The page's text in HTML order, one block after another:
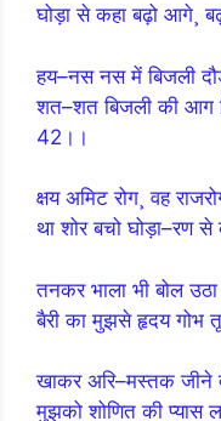
घोड़ा से कहा बढ़ो आगे¸
हय–नस नस में बिजली
शत–शत बिजली की आग
42।।
क्षय अमिट रोग¸ वह
था शोर बचो घोड़ा–रण
तनकर भाला भी बोल
बैरी का मुझसे हृदय
खाकर अरि–मस्तक जीने
मुझको शोणित की प्यास